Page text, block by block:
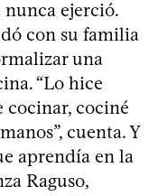
nunca ejerció.
con su familia
una
“Lo hice
cocinar, cociné
cuenta. Y
aprendía en la
Raguso,